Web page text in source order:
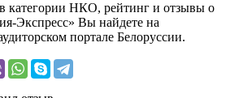
НКО, рейтинг и отзывы о
Экспресс» Вы найдете на
портале Белоруссии.